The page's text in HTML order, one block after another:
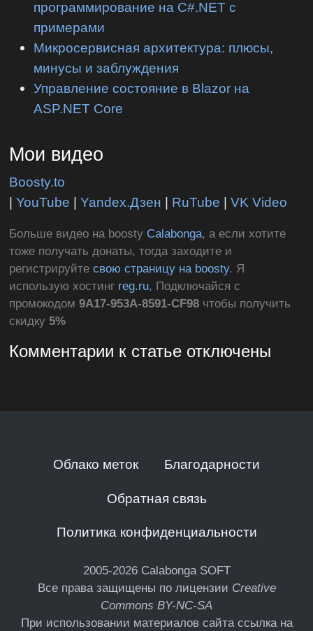
программирование на C#.NET с
примерами
Микросервисная архитектура: плюсы,
минусы и заблуждения
Управление состояние в Blazor на
ASP.NET Core
Мои видео
Boosty.to
|YouTube |Yandex.Дзен | RuTube |VK Video
Больше видео на boosty Calabonga, а если хотите
тоже получать донаты, тогда заходите и
регистрируйтесвою страницу на boosty. Я
использую хостинг reg.ru, Подключайся с
промокодом9A17-953A-8591-CF98 чтобы получить
скидку5%
Комментарии к статье отключены
Облако меток Благодарности
Обратная связь
Политика конфиденциальности
2005-2026 Calabonga SOFT
Все права защищены по лицензии Creative
Commons BY-NC-SA
При использовании материалов сайта ссылка на